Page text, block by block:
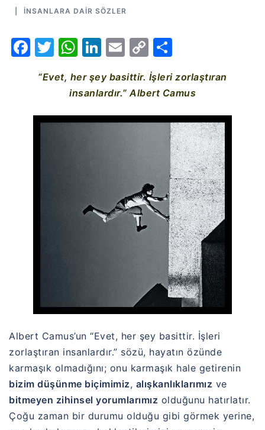
İNSANLARA DAIR SÖZLER
Facebook
Twitter
WhatsApp
LinkedIn
Email
Copy
Link
“Evet, her şey basittir. İşleri zorlaştıran
insanlardır.” Albert Camus
Albert Camus’un “Evet, her şey basittir. İşleri
zorlaştıran insanlardır.” sözü, hayatın özünde
karmaşık olmadığını; onu karmaşık hale getirenin
bizim düşünme biçimimiz, alışkanlıklarımız ve
bitmeyen zihinsel yorumlarımız olduğunu hatırlatır.
Çoğu zaman bir durumu olduğu gibi görmek yerine,